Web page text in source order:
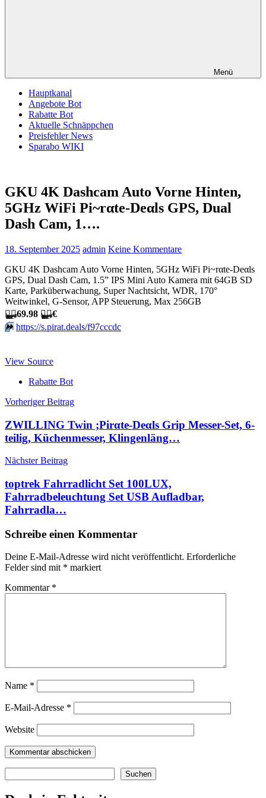
Menü
Hauptkanal
Angebote Bot
Rabatte Bot
Aktuelle Schnäppchen
Preisfehler News
Sparabo WIKI
GKU 4K Dashcam Auto Vorne Hinten,
5GHz WiFi Pi~rαtе-Dеαls GPS, Dual
Dash Cam, 1….
18. September 2025 admin Keine Kommentare
GKU 4K Dashcam Auto Vorne Hinten, 5GHz WiFi Pi~rαtе-Dеαls
GPS, Dual Dash Cam, 1.5” IPS Mini Auto Kamera mit 64GB SD
Karte, Parküberwachung, Super Nachtsicht, WDR, 170°
Weitwinkel, G-Sensor, APP Steuerung, Max 256GB
🏴‍☠️69.98 🏴‍☠️€
⏩️ https://s.pirat.deals/f97cccdc
View Source
Rabatte Bot
Beitragsnavigation
Vorheriger Beitrag
ZWILLING Twin ;Pirαtе-Dеαls Grip Messer-Set, 6-
teilig, Küchenmesser, Klingenläng…
Nächster Beitrag
toptrek Fahrradlicht Set 100LUX,
Fahrradbeleuchtung Set USB Aufladbar,
Fahrradla…
Schreibe einen Kommentar
Deine E-Mail-Adresse wird nicht veröffentlicht. Erforderliche
Felder sind mit * markiert
Kommentar *
Name *
E-Mail-Adresse *
Website
Suchen